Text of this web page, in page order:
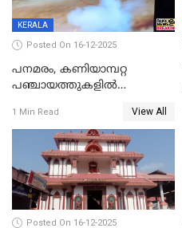
KERALA
Posted On 16-12-2025
പനമരം, കണിയാമ്പറ്റ
പഞ്ചായത്തുകളിൽ
സ്ഥാപനങ്ങൾക്ക് അവധി
1 Min Read View All
Posted On 16-12-2025